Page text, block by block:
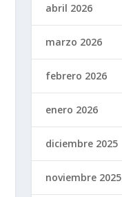
abril 2026
marzo 2026
febrero 2026
enero 2026
diciembre 2025
noviembre 2025